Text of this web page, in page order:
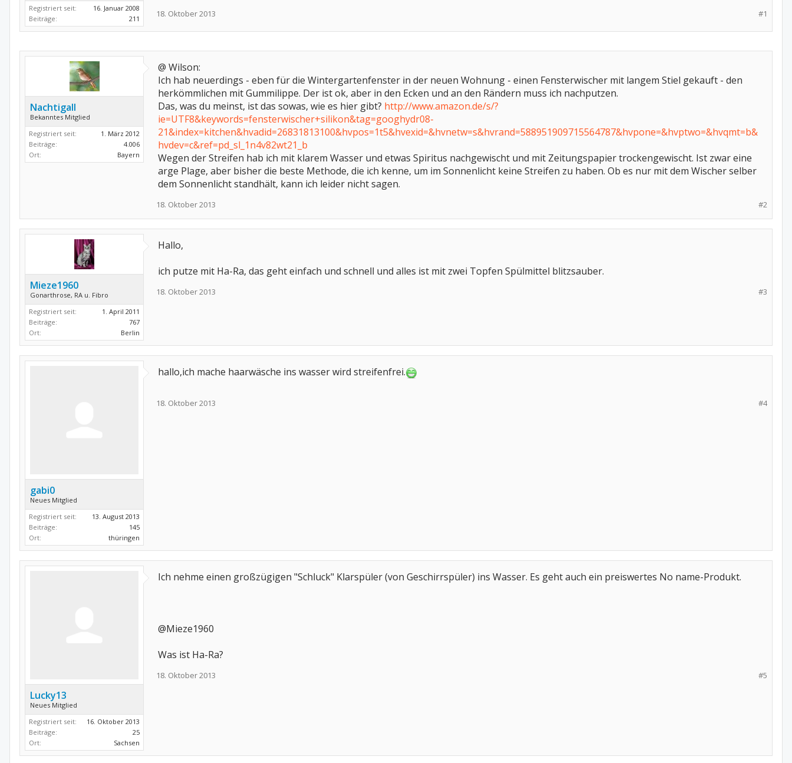
Registriert seit:
16. Januar 2008
Beiträge:
211 #1
18. Oktober 2013
Nachtigall
Bekanntes Mitglied
Registriert seit:
1. März 2012
Beiträge:
4.006
Ort:
Bayern
@ Wilson:
Ich hab neuerdings - eben für die Wintergartenfenster in der neuen Wohnung - einen Fensterwischer mit langem Stiel gekauft - den
herkömmlichen mit Gummilippe. Der ist ok, aber in den Ecken und an den Rändern muss ich nachputzen.
Das, was du meinst, ist das sowas, wie es hier gibt? http://www.amazon.de/s/?
ie=UTF8&keywords=fensterwischer+silikon&tag=googhydr08-
21&index=kitchen&hvadid=26831813100&hvpos=1t5&hvexid=&hvnetw=s&hvrand=588951909715564787&hvpone=&hvptwo=&hvqmt=b&
hvdev=c&ref=pd_sl_1n4v82wt21_b
Wegen der Streifen hab ich mit klarem Wasser und etwas Spiritus nachgewischt und mit Zeitungspapier trockengewischt. Ist zwar eine
arge Plage, aber bisher die beste Methode, die ich kenne, um im Sonnenlicht keine Streifen zu haben. Ob es nur mit dem Wischer selber
dem Sonnenlicht standhält, kann ich leider nicht sagen.
#2
18. Oktober 2013
Mieze1960
Gonarthrose, RA u. Fibro
Registriert seit:
1. April 2011
Beiträge:
767
Ort:
Berlin
Hallo,
ich putze mit Ha-Ra, das geht einfach und schnell und alles ist mit zwei Topfen Spülmittel blitzsauber.
#3
18. Oktober 2013
gabi0
Neues Mitglied
Registriert seit:
13. August 2013
Beiträge:
145
Ort:
thüringen
hallo,ich mache haarwäsche ins wasser wird streifenfrei.
#4
18. Oktober 2013
Lucky13
Neues Mitglied
Registriert seit:
16. Oktober 2013
Beiträge:
25
Ort:
Sachsen
Ich nehme einen großzügigen "Schluck" Klarspüler (von Geschirrspüler) ins Wasser. Es geht auch ein preiswertes No name-Produkt.
@Mieze1960
Was ist Ha-Ra?
#5
18. Oktober 2013